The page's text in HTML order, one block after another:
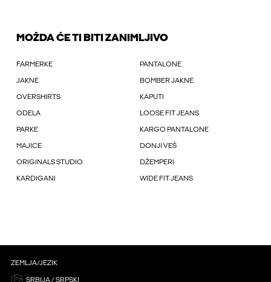
MOŽDA ĆE TI BITI ZANIMLJIVO
FARMERKE PANTALONE
JAKNE BOMBER JAKNE
OVERSHIRTS KAPUTI
ODELA LOOSE FIT JEANS
PARKE KARGO PANTALONE
MAJICE DONJI VEŠ
ORIGINALS STUDIO DŽEMPERI
KARDIGANI WIDE FIT JEANS
ZEMLJA/JEZIK
SRBIJA / SRPSKI